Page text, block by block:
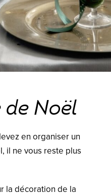
Noël
en organiser un
il ne vous reste plus
la décoration de la